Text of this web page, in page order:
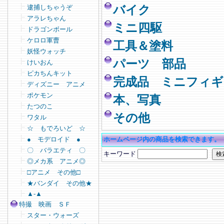
逮捕しちゃうぞ
アラレちゃん
ドラゴンボール
ケロロ軍曹
妖怪ウォッチ
けいおん
ピカちんキット
ディズニー アニメ
ポケモン
たつのこ
ワタル
☆ もでろいど ☆
● モデロイド ●
〇 バラエティ 〇
◎メカ系 アニメ◎
□アニメ その他□
★バンダイ その他★
▲-▲
特撮 映画 ＳＦ
スター・ウォーズ
バイク
ミニ四駆
工具＆塗料
パーツ 部品
完成品 ミニフィ
本、写真
その他
ホームページ内の商品を検索できます。
キーワード